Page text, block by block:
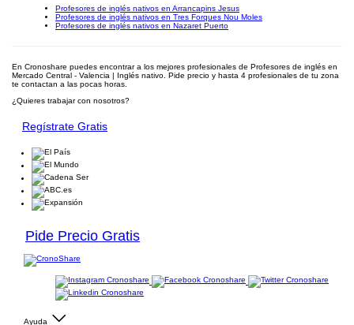
Profesores de inglés nativos en Arrancapins Jesus
Profesores de inglés nativos en Tres Forques Nou Moles
Profesores de inglés nativos en Nazaret Puerto
En Cronoshare puedes encontrar a los mejores profesionales de Profesores de inglés en
Mercado Central - Valencia | Inglés nativo. Pide precio y hasta 4 profesionales de tu zona
te contactan a las pocas horas.
¿Quieres trabajar con nosotros?
Regístrate Gratis
Pide Precio Gratis
Ayuda